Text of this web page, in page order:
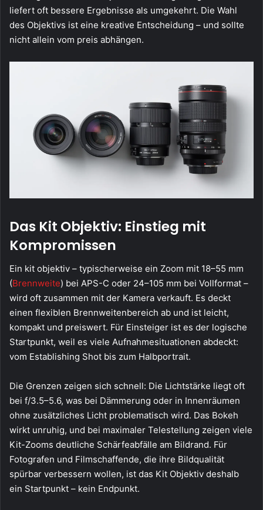
liefert oft bessere Ergebnisse als umgekehrt. Die Wahl
des Objektivs ist eine kreative Entscheidung – und sollte
nicht allein vom preis abhängen.
Das Kit Objektiv: Einstieg mit
Kompromissen
Ein kit objektiv – typischerweise ein Zoom mit 18–55 mm
(Brennweite) bei APS-C oder 24–105 mm bei Vollformat –
wird oft zusammen mit der Kamera verkauft. Es deckt
einen flexiblen Brennweitenbereich ab und ist leicht,
kompakt und preiswert. Für Einsteiger ist es der logische
Startpunkt, weil es viele Aufnahmesituationen abdeckt:
vom Establishing Shot bis zum Halbportrait.
Die Grenzen zeigen sich schnell: Die Lichtstärke liegt oft
bei f/3.5–5.6, was bei Dämmerung oder in Innenräumen
ohne zusätzliches Licht problematisch wird. Das Bokeh
wirkt unruhig, und bei maximaler Telestellung zeigen viele
Kit-Zooms deutliche Schärfeabfälle am Bildrand. Für
Fotografen und Filmschaffende, die ihre Bildqualität
spürbar verbessern wollen, ist das Kit Objektiv deshalb
ein Startpunkt – kein Endpunkt.